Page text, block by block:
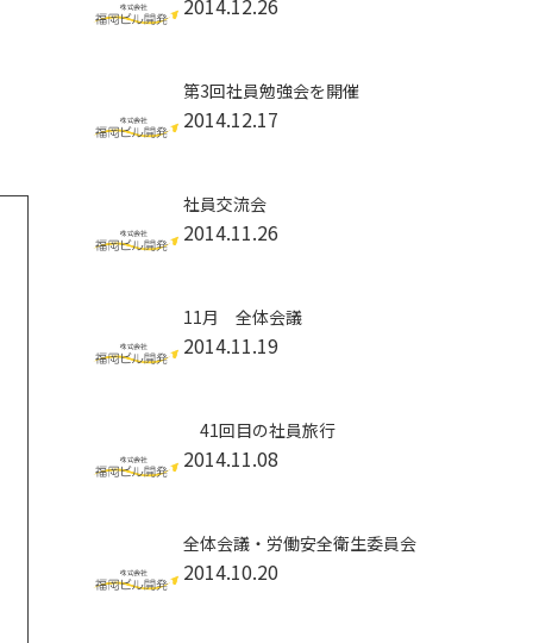
2014.12.26
第3回社員勉強会を開催
2014.12.17
社員交流会
2014.11.26
11月 全体会議
2014.11.19
41回目の社員旅行
2014.11.08
全体会議・労働安全衛生委員会
2014.10.20